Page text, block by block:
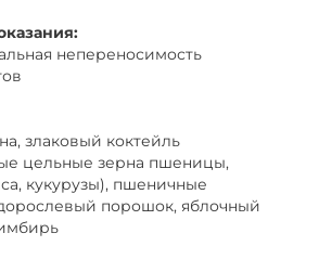
непереносимость
злаковый коктейль
цельные зерна пшеницы,
кукурузы), пшеничные
порошок, яблочный